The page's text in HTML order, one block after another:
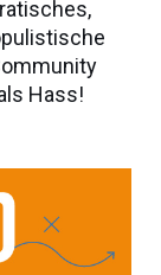
Hass!